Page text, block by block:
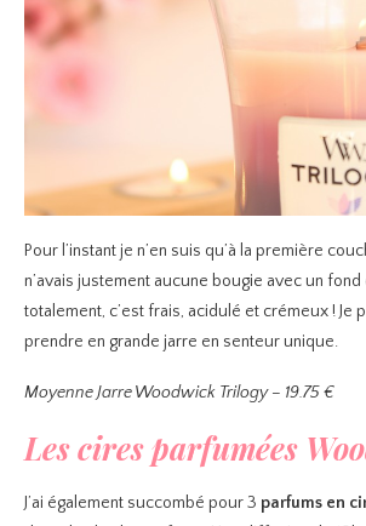
Pour l’instant je n’en suis qu’à la première
n’avais justement aucune bougie avec un fond
totalement, c’est frais, acidulé et crémeux ! Je
prendre en grande jarre en senteur unique.
Moyenne Jarre Woodwick Trilogy – 19.75 €
Les cires parfumées
J’ai également succombé pour 3 parfums en